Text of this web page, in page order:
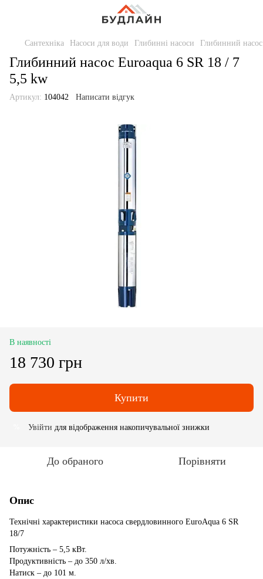
Сантехніка Насоси для води Глибинні насоси Глибинний
Глибинний насос Euroaqua 6 SR 18 / 7
5,5 kw
Артикул: 104042 Написати відгук
В наявності
18 730 грн
Купити
Увійти для відображення накопичувальної знижки
До обраного Порівняти
Опис
Технічні характеристики насоса свердловинного EuroAqua 6 SR
18/7
Потужність – 5,5 кВт.
Продуктивність – до 350 л/хв.
Натиск – до 101 м.